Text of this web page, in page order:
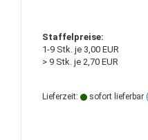
Staffelpreise:
1-9 Stk. je 3,00 EUR
> 9 Stk. je 2,70 EUR
Lieferzeit: sofort lieferbar